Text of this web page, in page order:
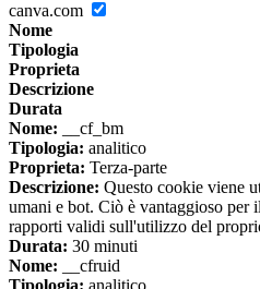
canva.com
Nome
Tipologia
Proprieta
Descrizione
Durata
Nome: __cf_bm
Tipologia: analitico
Proprieta: Terza-parte
Descrizione: Questo cookie viene
umani e bot. Ciò è vantaggioso per
rapporti validi sull'utilizzo del
Durata: 30 minuti
Nome: __cfruid